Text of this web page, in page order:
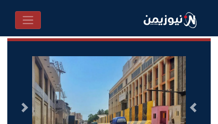
السابق التالى